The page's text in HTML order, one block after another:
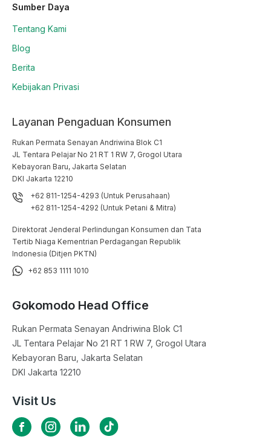
Sumber Daya
Tentang Kami
Blog
Berita
Kebijakan Privasi
Layanan Pengaduan Konsumen
Rukan Permata Senayan Andriwina Blok C1
JL Tentara Pelajar No 21 RT 1 RW 7, Grogol Utara
Kebayoran Baru, Jakarta Selatan
DKI Jakarta 12210
+62 811-1254-4293 (Untuk Perusahaan)
+62 811-1254-4292 (Untuk Petani & Mitra)
Direktorat Jenderal Perlindungan Konsumen dan Tata
Tertib Niaga Kementrian Perdagangan Republik
Indonesia (Ditjen PKTN)
+62 853 1111 1010
Gokomodo Head Office
Rukan Permata Senayan Andriwina Blok C1
JL Tentara Pelajar No 21 RT 1 RW 7, Grogol Utara
Kebayoran Baru, Jakarta Selatan
DKI Jakarta 12210
Visit Us